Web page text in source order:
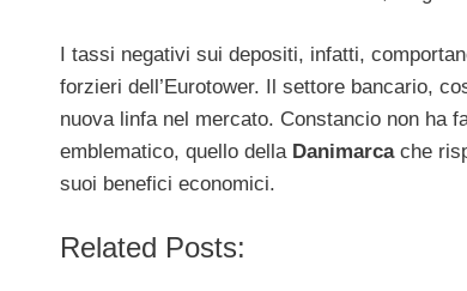
I tassi negativi sui depositi, infatti,
forzieri dell’Eurotower. Il settore bancario,
nuova linfa nel mercato. Constancio non ha
emblematico, quello dellaDanimarcache
suoi benefici economici.
Related Posts: